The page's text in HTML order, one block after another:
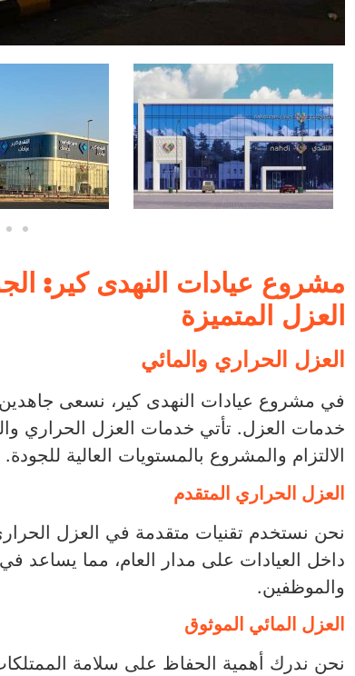
مشروع عيادات النهدى كير:
العزل المتميزة
العزل الحراري والمائي
في مشروع عيادات النهدى كير، نسعى جاهدين
خدمات العزل. تأتي خدمات العزل الحراري
الالتزام والمشروع بالمستويات العالية للجودة.
العزل الحراري المتقدم
نحن نستخدم تقنيات متقدمة في العزل
داخل العيادات على مدار العام، مما يساعد
والموظفين.
العزل المائي الموثوق
نحن ندرك أهمية الحفاظ على سلامة